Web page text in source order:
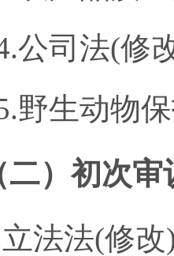
公司法(修
野生动物
二）初次
法法(修改